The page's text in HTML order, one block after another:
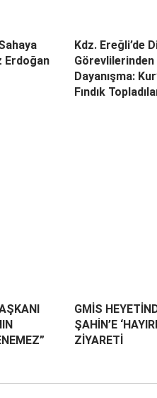
Erdoğan
Kdz. Ereğli’de
Dayanışma:
Fındık
GMİS
ŞAHİN’E
ZİYARETİ